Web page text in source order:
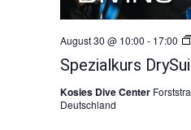
Spezialkurs
August 30 @ 10:00 - 17:00
Kosies Dive Center
Deutschland